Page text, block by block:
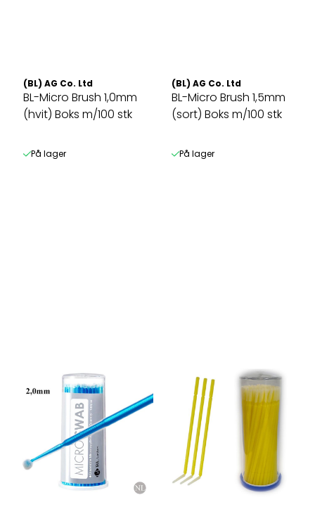
(BL) AG Co. Ltd
BL-Micro Brush 1,0mm
(hvit) Boks m/100 stk
På lager
(BL) AG Co. Ltd
BL-Micro Brush 1,5mm
(sort) Boks m/100 stk
På lager